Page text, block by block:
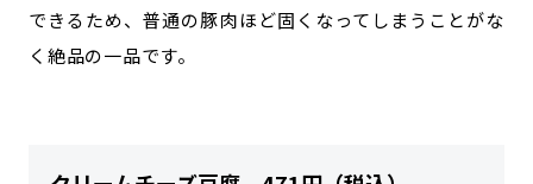
できるため、普通の豚肉ほど固くなってしまうことがな
く絶品の一品です。